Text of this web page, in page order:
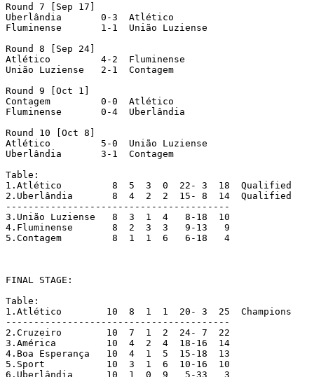
Round 7	[Sep 17]
Uberlândia	 0-3  Atlético
Fluminense	 1-1  União Luziense
Round 8	[Sep 24]
Atlético	 4-2  Fluminense
União Luziense	 2-1  Contagem
Round 9	[Oct 1]
Contagem	 0-0  Atlético
Fluminense	 0-4  Uberlândia
Round 10 [Oct 8]
Atlético	 5-0  União Luziense
Uberlândia	 3-1  Contagem
Table:
1.Atlético	   8  5  3  0  22- 3  18  Qualified
2.Uberlândia	   8  4  2  2  15- 8  14  Qualified
----------------------------------------
3.União Luziense   8  3  1  4   8-18  10
4.Fluminense	   8  2  3  3   9-13   9
5.Contagem	   8  1  1  6   6-18   4
FINAL STAGE:
Table:
1.Atlético	  10  8  1  1  20- 3  25  Champions
----------------------------------------
2.Cruzeiro	  10  7  1  2  24- 7  22
3.América	  10  4  2  4  18-16  14
4.Boa Esperança	  10  4  1  5  15-18  13
5.Sport		  10  3  1  6  10-16  10
6.Uberlândia	  10  1  0  9   5-33   3